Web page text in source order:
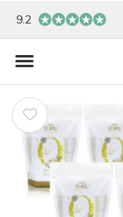
9.2